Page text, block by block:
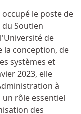
occupé le poste de
Soutien
de
la conception, de
systèmes et
2023, elle
à
rôle essentiel
des